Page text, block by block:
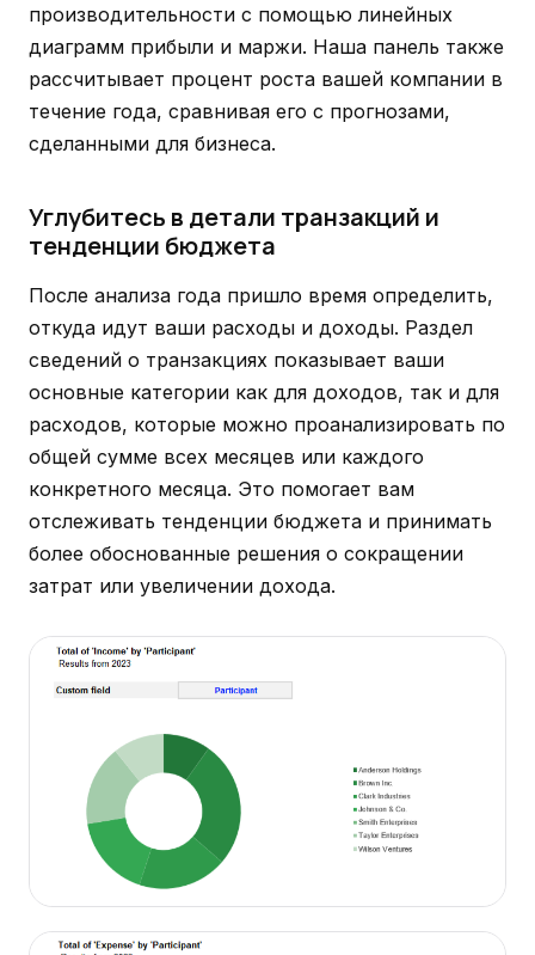
производительности с помощью линейных
диаграмм прибыли и маржи. Наша панель также
рассчитывает процент роста вашей компании в
течение года, сравнивая его с прогнозами,
сделанными для бизнеса.
Углубитесь в детали транзакций и
тенденции бюджета
После анализа года пришло время определить,
откуда идут ваши расходы и доходы. Раздел
сведений о транзакциях показывает ваши
основные категории как для доходов, так и для
расходов, которые можно проанализировать по
общей сумме всех месяцев или каждого
конкретного месяца. Это помогает вам
отслеживать тенденции бюджета и принимать
более обоснованные решения о сокращении
затрат или увеличении дохода.